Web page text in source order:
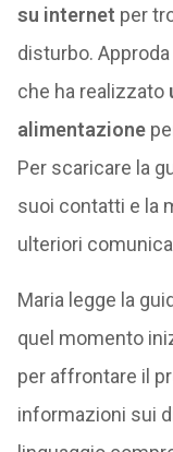
su internet per
disturbo.
che ha realizzato
alimentazione
Per scaricare la
suoi contatti e la
ulteriori
Maria legge la
quel momento
per affrontare il
informazioni sui